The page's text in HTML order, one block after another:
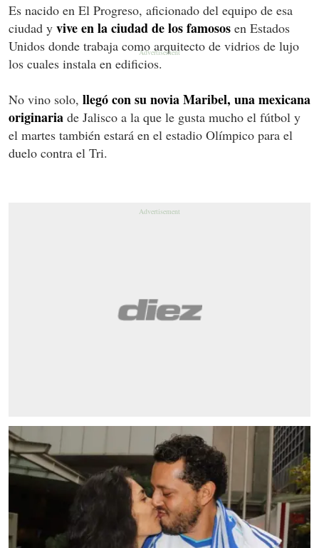
Es nacido en El Progreso, aficionado del equipo de esa
ciudad y vive en la ciudad de los famosos en Estados
Unidos donde trabaja como arquitecto de vidrios de lujo
los cuales instala en edificios.
No vino solo, llegó con su novia Maribel, una mexicana
originaria de Jalisco a la que le gusta mucho el fútbol y
el martes también estará en el estadio Olímpico para el
duelo contra el Tri.